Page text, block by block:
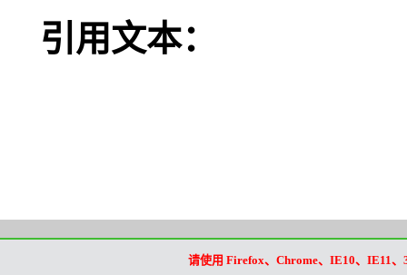
引用文本：
请使用 Firefox、Chrome、IE10、IE11